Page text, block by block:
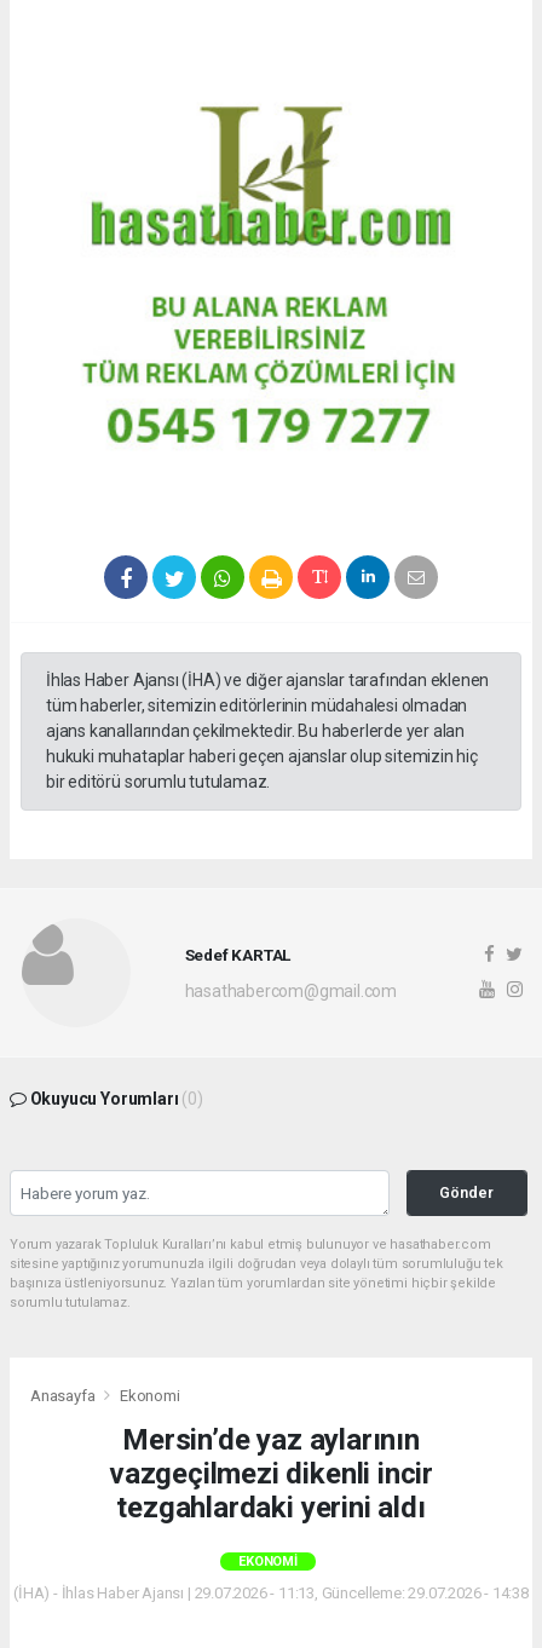
İhlas Haber Ajansı (İHA) ve diğer ajanslar tarafından eklenen
tüm haberler, sitemizin editörlerinin müdahalesi olmadan
ajans kanallarından çekilmektedir. Bu haberlerde yer alan
hukuki muhataplar haberi geçen ajanslar olup sitemizin hiç
bir editörü sorumlu tutulamaz.
Sedef KARTAL
hasathabercom@gmail.com
Okuyucu Yorumları (0)
Gönder
Yorum yazarak Topluluk Kuralları’nı kabul etmiş bulunuyor ve hasathaber.com
sitesine yaptığınız yorumunuzla ilgili doğrudan veya dolaylı tüm sorumluluğu tek
başınıza üstleniyorsunuz. Yazılan tüm yorumlardan site yönetimi hiçbir şekilde
sorumlu tutulamaz.
Anasayfa Ekonomi
Mersin’de yaz aylarının
vazgeçilmezi dikenli incir
tezgahlardaki yerini aldı
EKONOMI
(İHA) - İhlas Haber Ajansı | 29.07.2026 - 11:13, Güncelleme: 29.07.2026 - 14:38